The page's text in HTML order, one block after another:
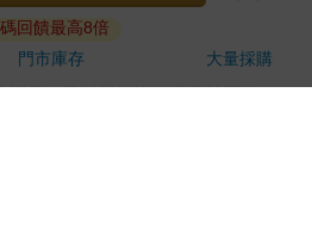
示，以免受騙上當！
期，退回商品須為全新狀態**
回饋最高8倍
門市庫存 大量採購